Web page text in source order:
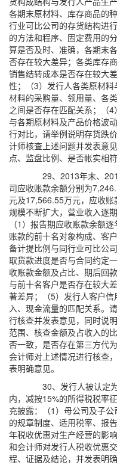
各期末原材料、库存商品的
行业可比公司的存货结构进
的方法和程序、固定费用的
算是否及时、准确，各期末
否存在较大差异；各类库存
销售结转成本是否存在较大
性；（3）发行人各类原材
材料的采购量、领用量、各
之间是否存在匹配关系；（4
与各期原材料及产品价格波
行对比，请举例说明存货跌
计师核查上述问题并发表意
点、监盘比例、是否帐实相
29、2013年末、
司应收账款余额分别为
元及17,566.55万元，应收
规模不断扩大，营业收入逐
（1）报告期应收账款余额
账款的前十名对象构成、客
备计提比例与同行业可比公
取货款进度是否与合同约定
收账款金额及占比、期后回
与前十名客户是否存在较大
著差异；（5）发行人客户
入、现金流量的匹配关系。
行核查并发表意见，同时说
范围、核查金额及占收入的
否一致，是否存在第三方代
会计师对上述情况进行核查
表明确意见。
30、发行人被认定
内，减按15%的所得税税率
充披露：（1）母公司及子
的规章制度、适用税率、报
年税收优惠对生产经营的影
和会计师对发行人税收优惠
程、证据及结论，并发表明确